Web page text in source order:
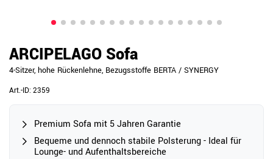
ARCIPELAGO Sofa
4-Sitzer, hohe Rückenlehne, Bezugsstoffe BERTA / SYNERGY
Art.-ID: 2359
Premium Sofa mit 5 Jahren Garantie
Bequeme und dennoch stabile Polsterung - Ideal für
Lounge- und Aufenthaltsbereiche